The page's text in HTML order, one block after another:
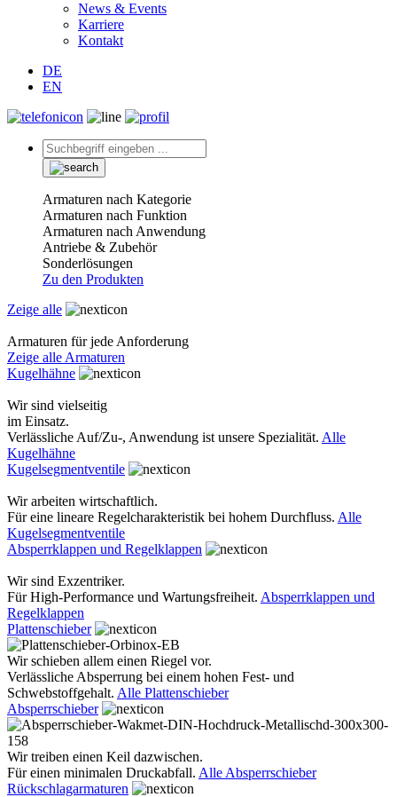
News & Events
Karriere
Kontakt
DE
EN
Armaturen nach Kategorie
Armaturen nach Funktion
Armaturen nach Anwendung
Antriebe & Zubehör
Sonderlösungen
Zu den Produkten
Zeige alle
Armaturen für jede Anforderung
Zeige alle Armaturen
Kugelhähne
Wir sind vielseitig
im Einsatz.
Verlässliche Auf/Zu-, Anwendung ist unsere Spezialität. Alle
Kugelhähne
Kugelsegmentventile
Wir arbeiten wirtschaftlich.
Für eine lineare Regelcharakteristik bei hohem Durchfluss. Alle
Kugelsegmentventile
Absperrklappen und Regelklappen
Wir sind Exzentriker.
Für High-Performance und Wartungsfreiheit. Absperrklappen und
Regelklappen
Plattenschieber
Wir schieben allem einen Riegel vor.
Verlässliche Absperrung bei einem hohen Fest- und
Schwebstoffgehalt. Alle Plattenschieber
Absperrschieber
Wir treiben einen Keil dazwischen.
Für einen minimalen Druckabfall. Alle Absperrschieber
Rückschlagarmaturen